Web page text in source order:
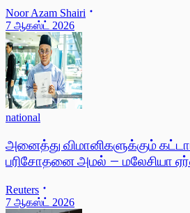
Noor Azam Shairi
7 ஆகஸ்ட் 2026
national
அனைத்து விமானிகளுக்கும்
பரிசோதனை அமல் – மலேசியா
Reuters
7 ஆகஸ்ட் 2026